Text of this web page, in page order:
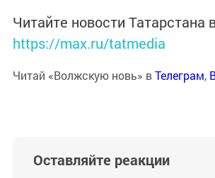
Читайте новости
https://max.ru/tatmedia
Читай «Волжскую новь» вТелеграм,
Оставляйте реакции